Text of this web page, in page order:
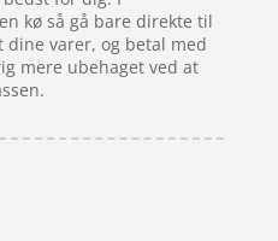
kø så gå bare direkte til
varer, og betal med
mere ubehaget ved at